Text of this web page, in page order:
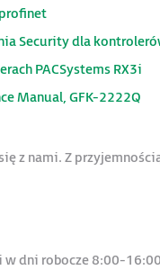
profinet
Security dla
PACSystems RX3i
Manual, GFK-2222Q
z nami. Z
w dni robocze 8:00-